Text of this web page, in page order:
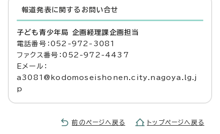
報道発表に関するお問い合せ
子ども青少年局 企画経理課企画担当
電話番号：052-972-3081
ファクス番号：052-972-4437
Eメール：
a3081@kodomoseishonen.city.nagoya.lg.j
p
前のページへ戻る トップページへ戻る